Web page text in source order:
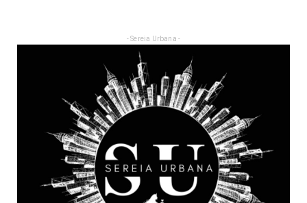
- Sereia Urbana -